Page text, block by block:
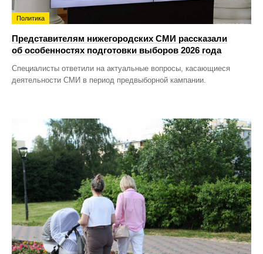
Политика
Представителям нижегородских СМИ рассказали
об особенностях подготовки выборов 2026 года
Специалисты ответили на актуальные вопросы, касающиеся
деятельности СМИ в период предвыборной кампании.